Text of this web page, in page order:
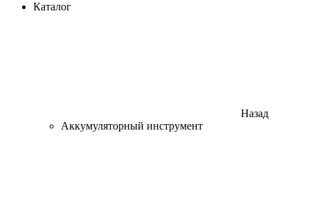
Каталог
Назад
Аккумуляторный инструмент